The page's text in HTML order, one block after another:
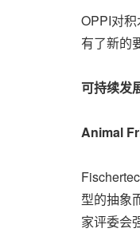
OPPI对
有了新的
可持续发
Animal
型的抽象
家评委会